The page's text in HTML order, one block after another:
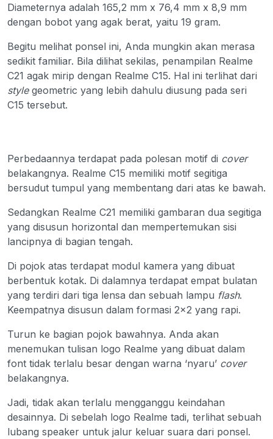
Diameternya adalah 165,2 mm x 76,4 mm x 8,9 mm
dengan bobot yang agak berat, yaitu 19 gram.
Begitu melihat ponsel ini, Anda mungkin akan merasa
sedikit familiar. Bila dilihat sekilas, penampilan Realme
C21 agak mirip dengan Realme C15. Hal ini terlihat dari
stylegeometric yang lebih dahulu diusung pada seri
C15 tersebut.
Perbedaannya terdapat pada polesan motif di cover
belakangnya. Realme C15 memiliki motif segitiga
bersudut tumpul yang membentang dari atas ke bawah.
Sedangkan Realme C21 memiliki gambaran dua segitiga
yang disusun horizontal dan mempertemukan sisi
lancipnya di bagian tengah.
Di pojok atas terdapat modul kamera yang dibuat
berbentuk kotak. Di dalamnya terdapat empat bulatan
yang terdiri dari tiga lensa dan sebuah lampu flash.
Keempatnya disusun dalam formasi 2×2 yang rapi.
Turun ke bagian pojok bawahnya. Anda akan
menemukan tulisan logo Realme yang dibuat dalam
font tidak terlalu besar dengan warna ‘nyaru’ cover
belakangnya.
Jadi, tidak akan terlalu mengganggu keindahan
desainnya. Di sebelah logo Realme tadi, terlihat sebuah
lubang speaker untuk jalur keluar suara dari ponsel.